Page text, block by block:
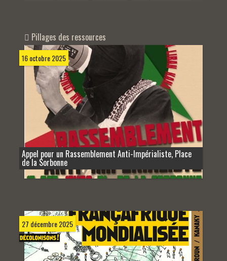
Pillages des ressources
16 octobre 2025
Appel pour un Rassemblement Anti-Impérialiste, Place
de la Sorbonne
27 décembre 2025